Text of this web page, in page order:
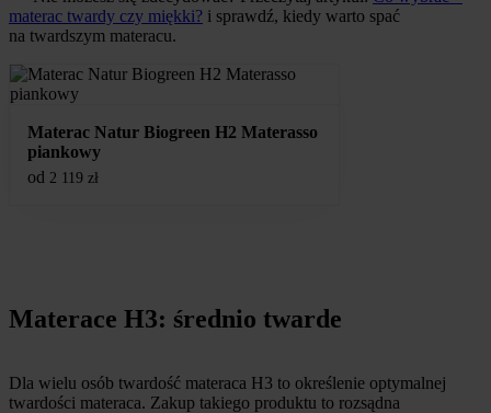
materac twardy czy miękki? i sprawdź, kiedy warto spać
na twardszym materacu.
Materac Natur Biogreen H2 Materasso
piankowy
od 2 119 zł
Materace H3: średnio twarde
Dla wielu osób twardość materaca H3 to określenie optymalnej
twardości materaca. Zakup takiego produktu to rozsądna